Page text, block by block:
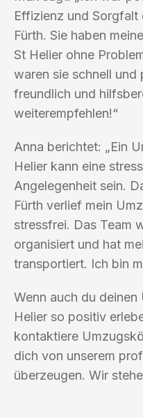
Effizienz und
Fürth. Sie haben
St Helier ohne
waren sie schnell und
freundlich und
weiterempfehlen!“
Anna berichtet: „Ein
Helier kann eine
Angelegenheit sein.
Fürth verlief mein
stressfrei. Das Team
organisiert und hat
transportiert. Ich bin
Wenn auch du
Helier so positiv
kontaktiere
dich von unserem
überzeugen. Wir